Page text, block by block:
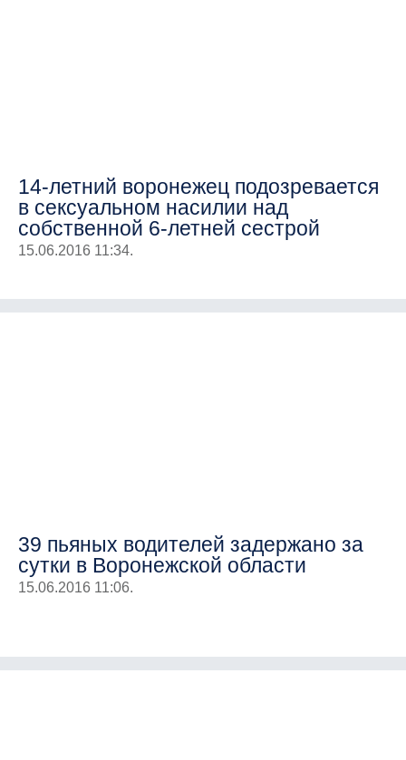
14-летний воронежец подозревается
в сексуальном насилии над
собственной 6-летней сестрой
15.06.2016 11:34.
39 пьяных водителей задержано за
сутки в Воронежской области
15.06.2016 11:06.